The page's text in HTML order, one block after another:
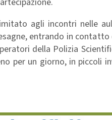
agli incontri nelle
entrando in
della Polizia
per un giorno, in piccoli